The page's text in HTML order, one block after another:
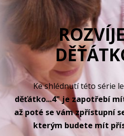
Ke shlédnutí této série
děťátko...4" je zapotřebí
až poté se vám zpřístupní
kterým budete mít